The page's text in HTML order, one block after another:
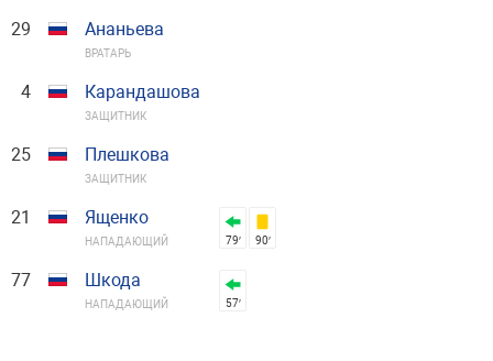
29 Ананьева
ВРАТАРЬ
4 Карандашова
ЗАЩИТНИК
25 Плешкова
ЗАЩИТНИК
21 Ященко
НАПАДАЮЩИЙ 79′ 90′
77 Шкода
НАПАДАЮЩИЙ 57′